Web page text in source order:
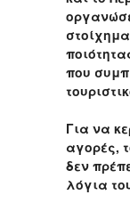
που
Για να
αγορές,
δεν
λόγια